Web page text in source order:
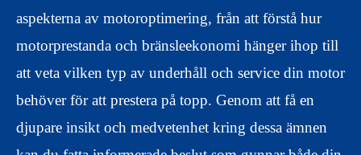
aspekterna av motoroptimering, från att förstå hur
motorprestanda och bränsleekonomi hänger ihop till
att veta vilken typ av underhåll och service din motor
behöver för att prestera på topp. Genom att få en
djupare insikt och medvetenhet kring dessa ämnen